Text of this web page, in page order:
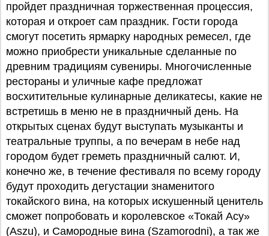
пройдет праздничная торжественная процессия,
которая и откроет сам праздник. Гости города
смогут посетить ярмарку народных ремесел, где
можно приобрести уникальные сделанные по
древним традициям сувениры. Многочисленные
рестораны и уличные кафе предложат
восхитительные кулинарные деликатесы, какие не
встретишь в меню не в праздничный день. На
открытых сценах будут выступать музыканты и
театральные труппы, а по вечерам в небе над
городом будет греметь праздничный салют. И,
конечно же, в течение фестиваля по всему городу
будут проходить дегустации знаменитого
токайского вина, на которых искушенный ценитель
сможет попробовать и королевское «Токай Асу»
(Aszu), и Самородные вина (Szamorodni), а так же